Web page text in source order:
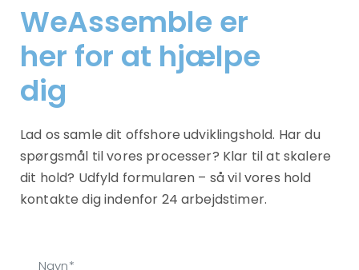
WeAssemble er
her for at hjælpe
dig
Lad os samle dit offshore udviklingshold. Har du
spørgsmål til vores processer? Klar til at skalere
dit hold? Udfyld formularen – så vil vores hold
kontakte dig indenfor 24 arbejdstimer.